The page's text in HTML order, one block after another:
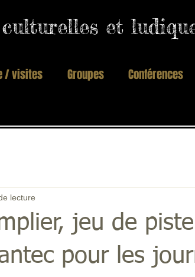
et
/ visites Groupes Conférences
jeu de piste
pour les
lecture